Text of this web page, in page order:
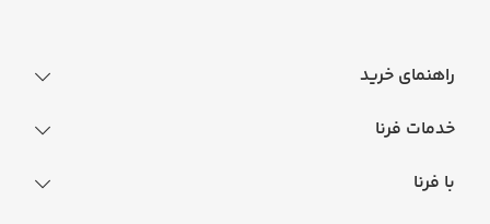
راهنمای خرید
راهنمای خرید اقساطی
خدمات فرنا
با فرنا